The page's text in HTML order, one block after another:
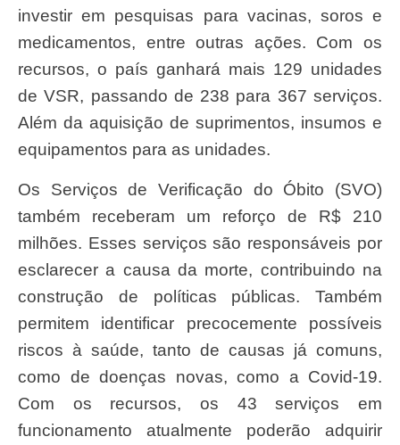
investir em pesquisas para vacinas, soros e
medicamentos, entre outras ações. Com os
recursos, o país ganhará mais 129 unidades
de VSR, passando de 238 para 367 serviços.
Além da aquisição de suprimentos, insumos e
equipamentos para as unidades.
Os Serviços de Verificação do Óbito (SVO)
também receberam um reforço de R$ 210
milhões. Esses serviços são responsáveis por
esclarecer a causa da morte, contribuindo na
construção de políticas públicas. Também
permitem identificar precocemente possíveis
riscos à saúde, tanto de causas já comuns,
como de doenças novas, como a Covid-19.
Com os recursos, os 43 serviços em
funcionamento atualmente poderão adquirir